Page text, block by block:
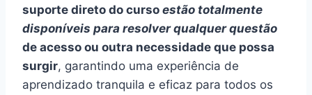
suporte direto do curso estão totalmente
disponíveis para resolver qualquer questão
de acesso ou outra necessidade que possa
surgir, garantindo uma experiência de
aprendizado tranquila e eficaz para todos os